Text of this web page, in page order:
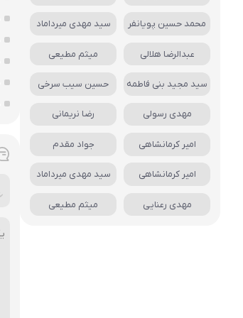
محمد حسین پویانفر سید مهدی میرداماد
عبدالرضا هلالی میثم مطیعی
سید مجید بنی فاطمه حسین سیب سرخی
مهدی رسولی رضا نریمانی
امیر کرمانشاهی جواد مقدم
امیر کرمانشاهی سید مهدی میرداماد
مهدی رعنایی میثم مطیعی